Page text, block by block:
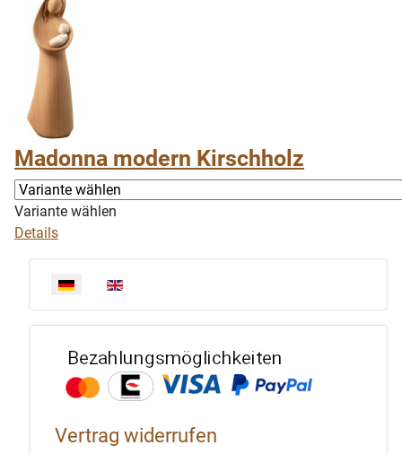
Sprache auswählen
Vertrag widerrufen
Madonna modern Kirschholz
Variante wählen
Details